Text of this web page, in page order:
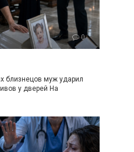
0
близнецов муж ударил
у дверей На